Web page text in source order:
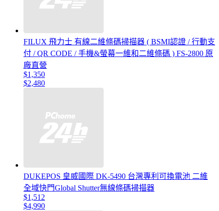
FILUX 飛力士 有線二維條碼掃描器 ( BSMI認證 / 行動支
付 / QR CODE / 手機&螢幕一維和二維條碼 ) FS-2800 原
廠直營
$1,350
$2,480
DUKEPOS 皇威國際 DK-5490 台灣專利可換電池 二維
全域快門Global Shutter無線條碼掃描器
$1,512
$4,990